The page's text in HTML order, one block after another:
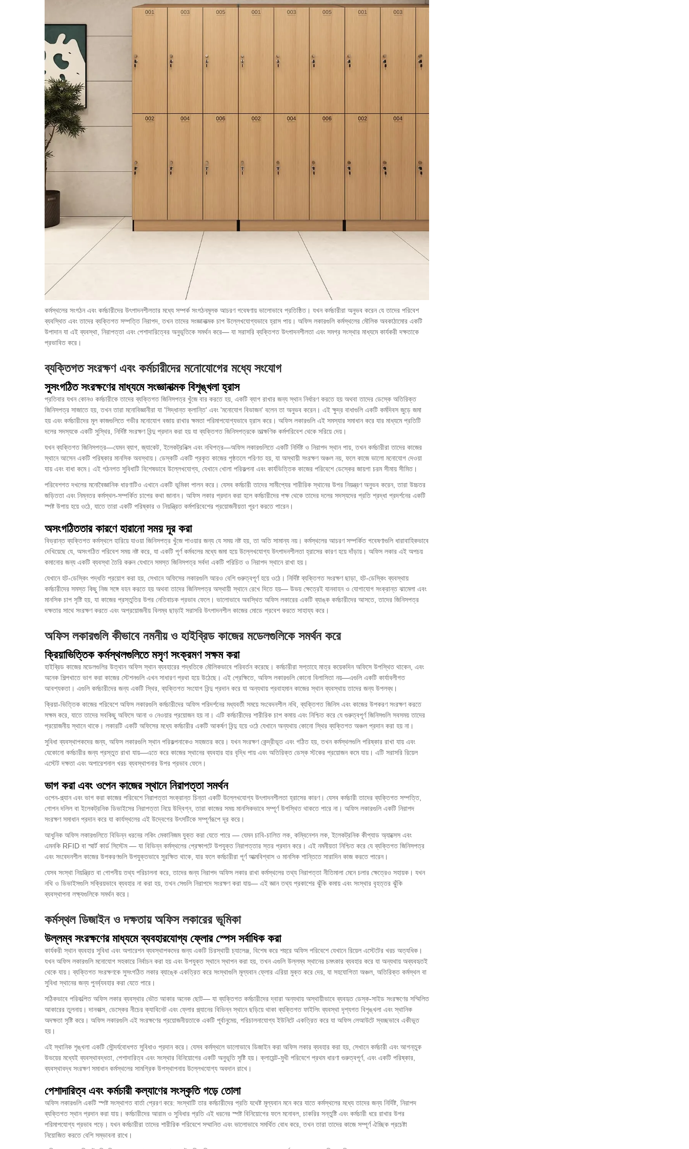
কর্মস্থলের সংগঠন এবং কর্মচারীদের উৎপাদনশীলতার মধ্যে সম্পর্ক সংগঠনমূলক আচরণ গবেষণায় ভালোভাবে প্রতিষ্ঠিত। যখন কর্মচারীরা অনুভব করেন যে তাদের পরিবেশ
ব্যবস্থিত এবং তাদের ব্যক্তিগত সম্পত্তি নিরাপদ, তখন তাদের সংজ্ঞানাত্মক চাপ উল্লেখযোগ্যভাবে হ্রাস পায়। অফিস লকারগুলি কর্মস্থলের মৌলিক অবকাঠামোর একটি
উপাদান যা এই ব্যবস্থা, নিরাপত্তা এবং পেশাদারিত্বের অনুভূতিকে সমর্থন করে— যা সরাসরি ব্যক্তিগত উৎপাদনশীলতা এবং সমগ্র সংস্থার মাধ্যমে কার্যকরী দক্ষতাকে
প্রভাবিত করে।
ব্যক্তিগত সংরক্ষণ এবং কর্মচারীদের মনোযোগের মধ্যে সংযোগ
সুসংগঠিত সংরক্ষণের মাধ্যমে সংজ্ঞানাত্মক বিশৃঙ্খলা হ্রাস
প্রতিবার যখন কোনও কর্মচারীকে তাদের ব্যক্তিগত জিনিসপত্র খুঁজে বার করতে হয়, একটি ব্যাগ রাখার জন্য স্থান নির্ধারণ করতে হয় অথবা তাদের ডেস্কে অতিরিক্ত
জিনিসপত্র সাজাতে হয়, তখন তারা মনোবিজ্ঞানীরা যা 'সিদ্ধান্ত ক্লান্তি' এবং 'মনোযোগ বিভাজন' বলেন তা অনুভব করেন। এই ক্ষুদ্র বাধাগুলি একটি কর্মদিবস জুড়ে জমা
হয় এবং কর্মচারীদের মূল কাজগুলিতে গভীর মনোযোগ বজায় রাখার ক্ষমতা পরিমাপযোগ্যভাবে হ্রাস করে। অফিস লকারগুলি এই সমস্যার সমাধান করে যার মাধ্যমে প্রতিটি
দলের সদস্যকে একটি সুস্থির, নির্দিষ্ট সংরক্ষণ বিন্দু প্রদান করা হয় যা ব্যক্তিগত জিনিসপত্রকে তাত্ক্ষণিক কর্মপরিবেশ থেকে সরিয়ে দেয়।
যখন ব্যক্তিগত জিনিসপত্র—যেমন ব্যাগ, জ্যাকেট, ইলেকট্রনিক্স এবং নথিপত্র—অফিস লকারগুলিতে একটি নির্দিষ্ট ও নিরাপদ স্থান পায়, তখন কর্মচারীরা তাদের কাজের
স্থানে আসেন একটি পরিষ্কার মানসিক অবস্থায়। ডেস্কটি একটি প্রকৃত কাজের পৃষ্ঠতলে পরিণত হয়, যা অস্থায়ী সংরক্ষণ অঞ্চল নয়, ফলে কাজে ভালো মনোযোগ দেওয়া
যায় এবং বাধা কমে। এই গঠনগত সুবিধাটি বিশেষভাবে উল্লেখযোগ্য, যেখানে খোলা পরিকল্পনা এবং কার্যভিত্তিক কাজের পরিবেশে ডেস্কের জায়গা চরম সীমায় সীমিত।
পরিবেশগত দখলের মনোবৈজ্ঞানিক ধারণাটিও এখানে একটি ভূমিকা পালন করে। যেসব কর্মচারী তাদের সামীপ্যের শারীরিক স্থানের উপর নিয়ন্ত্রণ অনুভব করেন, তারা উচ্চতর
জড়িততা এবং নিম্নতর কর্মস্থল-সম্পর্কিত চাপের কথা জানান। অফিস লকার প্রদান করা হলে কর্মচারীদের পক্ষ থেকে তাদের দলের সদস্যদের প্রতি শ্রদ্ধা প্রদর্শনের একটি
স্পষ্ট উপায় হয়ে ওঠে, যাতে তারা একটি পরিষ্কার ও নিয়ন্ত্রিত কর্মপরিবেশের প্রয়োজনীয়তা পূরণ করতে পারেন।
অসংগঠিততার কারণে হারানো সময় দূর করা
বিভ্রান্ত ব্যক্তিগত কর্মস্থলে হারিয়ে যাওয়া জিনিসপত্র খুঁজে পাওয়ার জন্য যে সময় নষ্ট হয়, তা অতি সামান্য নয়। কর্মস্থলের আচরণ সম্পর্কিত গবেষণাগুলি ধারাবাহিকভাবে
দেখিয়েছে যে, অসংগঠিত পরিবেশ সময় নষ্ট করে, যা একটি পূর্ণ কর্মবলের মধ্যে জমা হয়ে উল্লেখযোগ্য উৎপাদনশীলতা হ্রাসের কারণ হয়ে দাঁড়ায়। অফিস লকার এই অপচয়
কমানোর জন্য একটি ব্যবস্থা তৈরি করুন যেখানে সমস্ত জিনিসপত্র সর্বদা একটি পরিচিত ও নিরাপদ স্থানে রাখা হয়।
যেখানে হট-ডেস্কিং পদ্ধতি প্রয়োগ করা হয়, সেখানে অফিসের লকারগুলি আরও বেশি গুরুত্বপূর্ণ হয়ে ওঠে। নির্দিষ্ট ব্যক্তিগত সংরক্ষণ ছাড়া, হট-ডেস্কিং ব্যবস্থায়
কর্মচারীদের সমস্ত কিছু নিজ সঙ্গে বহন করতে হয় অথবা তাদের জিনিসপত্র অস্থায়ী স্থানে রেখে দিতে হয়— উভয় ক্ষেত্রেই যানবাহন ও যোগাযোগ সংক্রান্ত ঝামেলা এবং
মানসিক চাপ সৃষ্টি হয়, যা কাজের প্রস্তুতির উপর নেতিবাচক প্রভাব ফেলে। ভালোভাবে অবস্থিত অফিস লকারের একটি ব্যাঙ্ক কর্মচারীদের আসতে, তাদের জিনিসপত্র
দক্ষতার সাথে সংরক্ষণ করতে এবং অপ্রয়োজনীয় বিলম্ব ছাড়াই সরাসরি উৎপাদনশীল কাজের মোডে প্রবেশ করতে সাহায্য করে।
অফিস লকারগুলি কীভাবে নমনীয় ও হাইব্রিড কাজের মডেলগুলিকে সমর্থন করে
ক্রিয়াভিত্তিক কর্মস্থলগুলিতে মসৃণ সংক্রমণ সক্ষম করা
হাইব্রিড কাজের মডেলগুলির উত্থান অফিস স্থান ব্যবহারের পদ্ধতিকে মৌলিকভাবে পরিবর্তন করেছে। কর্মচারীরা সপ্তাহে মাত্র কয়েকদিন অফিসে উপস্থিত থাকেন, এবং
অনেক শিল্পখাতে ভাগ করা কাজের স্টেশনগুলি এখন সাধারণ প্রথা হয়ে উঠেছে। এই প্রেক্ষিতে, অফিস লকারগুলি কোনো বিলাসিতা নয়—এগুলি একটি কার্যাবলীগত
আবশ্যকতা। এগুলি কর্মচারীদের জন্য একটি স্থির, ব্যক্তিগত সংযোগ বিন্দু প্রদান করে যা অন্যথায় প্রবাহমান কাজের স্থান ব্যবস্থায় তাদের জন্য উপলব্ধ।
ক্রিয়া-ভিত্তিক কাজের পরিবেশে অফিস লকারগুলি কর্মচারীদের অফিস পরিদর্শনের মধ্যবর্তী সময়ে সংবেদনশীল নথি, ব্যক্তিগত জিনিস এবং কাজের উপকরণ সংরক্ষণ করতে
সক্ষম করে, যাতে তাদের সবকিছু অফিসে আনা ও নেওয়ার প্রয়োজন হয় না। এটি কর্মচারীদের শারীরিক চাপ কমায় এবং নিশ্চিত করে যে গুরুত্বপূর্ণ জিনিসগুলি সবসময় তাদের
প্রয়োজনীয় স্থানে থাকে। লকারটি একটি অফিসের মধ্যে কর্মচারীর একটি আকর্ষণ বিন্দু হয়ে ওঠে যেখানে অন্যথায় কোনো স্থির ব্যক্তিগত অঞ্চল প্রদান করা হয় না।
সুবিধা ব্যবস্থাপকদের জন্য, অফিস লকারগুলি স্থান পরিকল্পনাকেও সহজতর করে। যখন সংরক্ষণ কেন্দ্রীভূত এবং গঠিত হয়, তখন কর্মস্থলগুলি পরিষ্কার রাখা যায় এবং
যেকোনো কর্মচারীর জন্য প্রস্তুত রাখা যায়—এতে করে কাজের স্থানের ব্যবহার হার বৃদ্ধি পায় এবং অতিরিক্ত ডেস্ক স্টকের প্রয়োজন কমে যায়। এটি সরাসরি রিয়েল
এস্টেট দক্ষতা এবং অপারেশনাল খরচ ব্যবস্থাপনার উপর প্রভাব ফেলে।
ভাগ করা এবং ওপেন কাজের স্থানে নিরাপত্তা সমর্থন
ওপেন-প্ল্যান এবং ভাগ করা কাজের পরিবেশে নিরাপত্তা সংক্রান্ত চিন্তা একটি উল্লেখযোগ্য উৎপাদনশীলতা হ্রাসের কারণ। যেসব কর্মচারী তাদের ব্যক্তিগত সম্পত্তি,
গোপন দলিল বা ইলেকট্রনিক ডিভাইসের নিরাপত্তা নিয়ে উদ্বিগ্ন, তারা কাজের সময় মানসিকভাবে সম্পূর্ণ উপস্থিত থাকতে পারে না। অফিস লকারগুলি একটি নিরাপদ
সংরক্ষণ সমাধান প্রদান করে যা কার্যস্থলের এই উদ্বেগের উৎসটিকে সম্পূর্ণরূপে দূর করে।
আধুনিক অফিস লকারগুলিতে বিভিন্ন ধরনের লকিং মেকানিজম যুক্ত করা যেতে পারে — যেমন চাবি-চালিত লক, কম্বিনেশন লক, ইলেকট্রনিক কীপ্যাড অ্যাক্সেস এবং
এমনকি RFID বা স্মার্ট কার্ড সিস্টেম — যা বিভিন্ন কর্মস্থলের প্রেক্ষাপটে উপযুক্ত নিরাপত্তার স্তর প্রদান করে। এই নমনীয়তা নিশ্চিত করে যে ব্যক্তিগত জিনিসপত্র
এবং সংবেদনশীল কাজের উপকরণগুলি উপযুক্তভাবে সুরক্ষিত থাকে, যার ফলে কর্মচারীরা পূর্ণ আত্মবিশ্বাস ও মানসিক শান্তিতে সারাদিন কাজ করতে পারেন।
যেসব সংস্থা নিয়ন্ত্রিত বা গোপনীয় তথ্য পরিচালনা করে, তাদের জন্য নিরাপদ অফিস লকার রাখা কর্মস্থলের তথ্য নিরাপত্তা নীতিমালা মেনে চলার ক্ষেত্রেও সহায়ক। যখন
নথি ও ডিভাইসগুলি সক্রিয়ভাবে ব্যবহার না করা হয়, তখন সেগুলি নিরাপদে সংরক্ষণ করা যায়— এই জ্ঞান তথ্য প্রকাশের ঝুঁকি কমায় এবং সংস্থার বৃহত্তর ঝুঁকি
ব্যবস্থাপনা লক্ষ্যগুলিকে সমর্থন করে।
কর্মস্থল ডিজাইন ও দক্ষতায় অফিস লকারের ভূমিকা
উল্লম্ব সংরক্ষণের মাধ্যমে ব্যবহারযোগ্য ফ্লোর স্পেস সর্বাধিক করা
কার্যকরী স্থান ব্যবহার সুবিধা এবং অপারেশন ব্যবস্থাপকদের জন্য একটি চিরস্থায়ী চ্যালেঞ্জ, বিশেষ করে শহুরে অফিস পরিবেশে যেখানে রিয়েল এস্টেটের খরচ অত্যধিক।
যখন অফিস লকারগুলি মনোযোগ সহকারে নির্বাচন করা হয় এবং উপযুক্ত স্থানে স্থাপন করা হয়, তখন এগুলি উল্লম্ব স্থানের চমৎকার ব্যবহার করে যা অন্যথায় অব্যবহৃতই
থেকে যায়। ব্যক্তিগত সংরক্ষণকে সুসংগঠিত লকার ব্যাঙ্কে একত্রিত করে সংস্থাগুলি মূল্যবান ফ্লোর এরিয়া মুক্ত করে দেয়, যা সহযোগিতা অঞ্চল, অতিরিক্ত কর্মস্থল বা
সুবিধা স্থানের জন্য পুনর্ব্যবহার করা যেতে পারে।
সঠিকভাবে পরিকল্পিত অফিস লকার ব্যবস্থার ভৌত আকার অনেক ছোট— যা ব্যক্তিগত কর্মচারীদের দ্বারা অন্যথায় অস্থায়ীভাবে ব্যবহৃত ডেস্ক-সাইড সংরক্ষণের সম্মিলিত
আকারের তুলনায়। দানবাক্স, ডেস্কের নীচের ক্যাবিনেট এবং ফ্লোর প্ল্যানের বিভিন্ন স্থানে ছড়িয়ে থাকা ব্যক্তিগত ফাইলিং ব্যবস্থা দৃশ্যগত বিশৃঙ্খলা এবং স্থানিক
অদক্ষতা সৃষ্টি করে। অফিস লকারগুলি এই সংরক্ষণের প্রয়োজনীয়তাকে একটি পূর্বানুমেয়, পরিচালনাযোগ্য ইউনিটে একত্রিত করে যা অফিস লেআউটে স্বচ্ছভাবে একীভূত
হয়।
এই স্থানিক শৃঙ্খলা একটি সৌন্দর্যবোধগত সুবিধাও প্রদান করে। যেসব কর্মস্থলে ভালোভাবে ডিজাইন করা অফিস লকার ব্যবহার করা হয়, সেখানে কর্মচারী এবং আগন্তুক
উভয়ের মধ্যেই ব্যবস্থাবদ্ধতা, পেশাদারিত্ব এবং সংস্থার বিনিয়োগের একটি অনুভূতি সৃষ্টি হয়। ক্লায়েন্ট-মুখী পরিবেশে প্রথম ধারণা গুরুত্বপূর্ণ, এবং একটি পরিষ্কার,
ব্যবস্থাবদ্ধ সংরক্ষণ সমাধান কর্মস্থলের সামগ্রিক উপস্থাপনায় উল্লেখযোগ্য অবদান রাখে।
পেশাদারিত্ব এবং কর্মচারী কল্যাণের সংস্কৃতি গড়ে তোলা
অফিস লকারগুলি একটি স্পষ্ট সংস্থাগত বার্তা প্রেরণ করে: সংস্থাটি তার কর্মচারীদের প্রতি যথেষ্ট মূল্যবান মনে করে যাতে কর্মস্থলের মধ্যে তাদের জন্য নির্দিষ্ট, নিরাপদ
ব্যক্তিগত স্থান প্রদান করা যায়। কর্মচারীদের আরাম ও সুবিধার প্রতি এই ধরনের স্পষ্ট বিনিয়োগের ফলে মনোবল, চাকরির সন্তুষ্টি এবং কর্মচারী ধরে রাখার উপর
পরিমাপযোগ্য প্রভাব পড়ে। যখন কর্মচারীরা তাদের শারীরিক পরিবেশে সম্মানিত এবং ভালোভাবে সমর্থিত বোধ করে, তখন তারা তাদের কাজে সম্পূর্ণ ঐচ্ছিক প্রচেষ্টা
নিয়োজিত করতে বেশি সম্ভাবনা রাখে।